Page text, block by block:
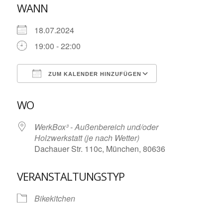
WANN
18.07.2024
19:00 - 22:00
ZUM KALENDER HINZUFÜGEN
WO
WerkBox³ - Außenbereich und/oder
Holzwerkstatt (je nach Wetter)
Dachauer Str. 110c, München, 80636
VERANSTALTUNGSTYP
Bikekitchen